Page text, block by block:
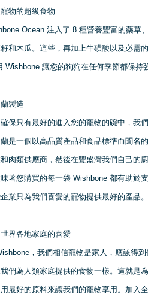
物的超級食物
Ocean 注入了 8 種營養豐富的藥草
和木瓜。 這些，再加上牛磺酸以及必需
Wishbone 讓您的狗狗在任何季節都保持
製造
保只有最好的進入您的寵物的碗中，我
是一個以高品質產品和食品標準而聞名的
肉類供應商，然後在豐盛灣我們自己的廚
著您購買的每一袋 Wishbone 都有助於
業只為我們喜愛的寵物提供最好的產品。
界各地家庭的喜愛
，我們相信寵物是家人，應該得到
們為人類家庭提供的食物一樣。 這就是
最好的原料來讓我們的寵物享用。 加入